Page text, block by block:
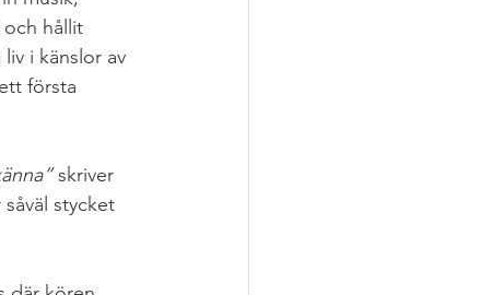
hållit
i känslor av
första
skriver
stycket